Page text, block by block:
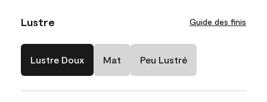
Lustre Guide des finis
Lustre Doux Mat Peu Lustré